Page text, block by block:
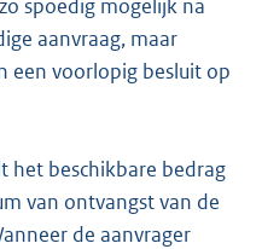
spoedig mogelijk na
aanvraag, maar
een voorlopig besluit op
het beschikbare bedrag
van ontvangst van de
de aanvrager